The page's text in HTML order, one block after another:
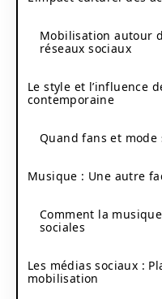
Mobilisation autour
réseaux sociaux
Le style et l’influence
contemporaine
Quand fans et
Musique : Une autre
Comment la
sociales
Les médias sociaux :
mobilisation